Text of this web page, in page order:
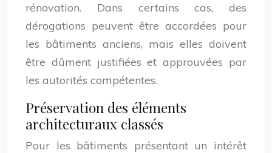
rénovation. Dans certains cas, des
dérogations peuvent être accordées pour
les bâtiments anciens, mais elles doivent
être dûment justifiées et approuvées par
les autorités compétentes.
Préservation des éléments
architecturaux classés
Pour les bâtiments présentant un intérêt